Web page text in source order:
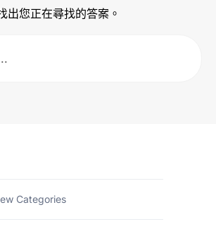
出您正在尋找的答案。
Categories